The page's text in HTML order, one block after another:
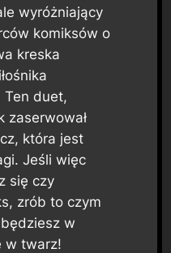
wyróżniający
komiksów o
kreska
Ten duet,
zaserwował
która jest
Jeśli więc
się czy
zrób to czym
w
w twarz!